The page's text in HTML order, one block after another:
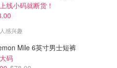
线小码就断货！
感兴趣
Mile 6英寸男士短裤
码